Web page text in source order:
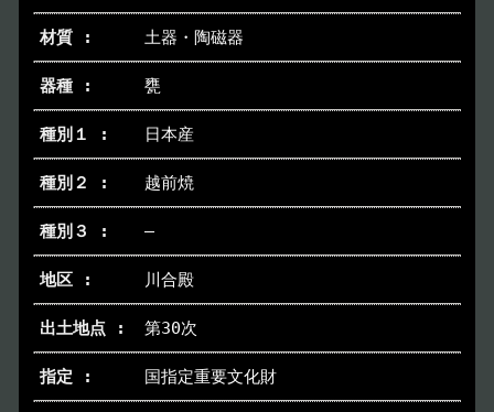
土器・陶磁器
甕
日本産
越前焼
―
川合殿
第30次
国指定重要文化財